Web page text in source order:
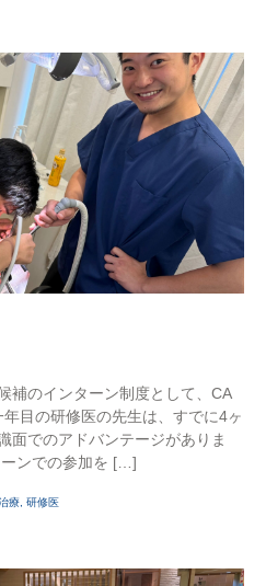
補のインターン制度として、CA
目の研修医の先生は、すでに4ヶ
面でのアドバンテージがありま
ンでの参加を […]
療 研修医